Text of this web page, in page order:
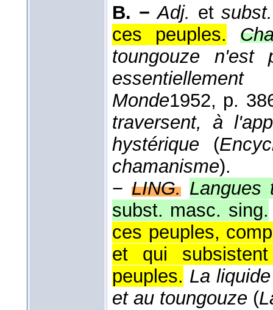
B. − Adj. etsubst.
ces peuples.
toungouze
Monde1952, p.
traversent, à
hystérique (
chamanisme).
− LING. Langues
subst. masc. sing.
ces peuples,
et qui
peuples. La liquide
et au toungouze (